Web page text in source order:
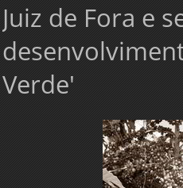
Juiz de Fora e
Verde'